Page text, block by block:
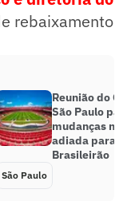
rebaixamento
Reunião do
São Paulo
mudanças no
adiada para
Brasileirão
São Paulo